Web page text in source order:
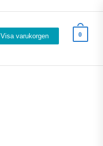
Visa varukorgen 0